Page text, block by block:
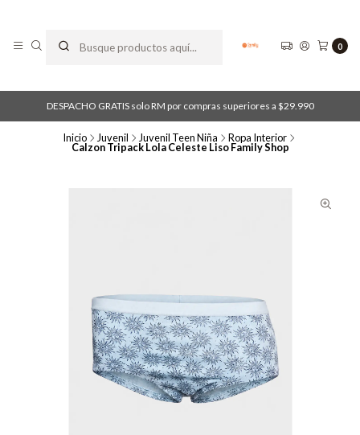
0
DESPACHO GRATIS solo RM por compras superiores a $29.990
Inicio Juvenil Juvenil Teen Niña Ropa Interior
Calzon Tripack Lola Celeste Liso Family Shop